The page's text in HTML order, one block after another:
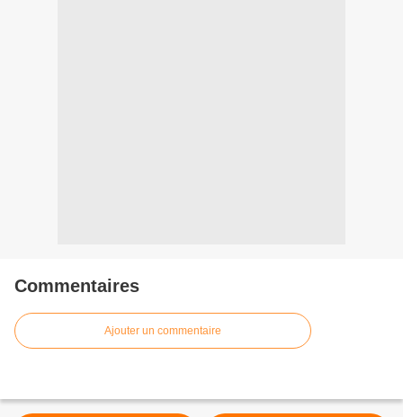
Commentaires
Ajouter un commentaire